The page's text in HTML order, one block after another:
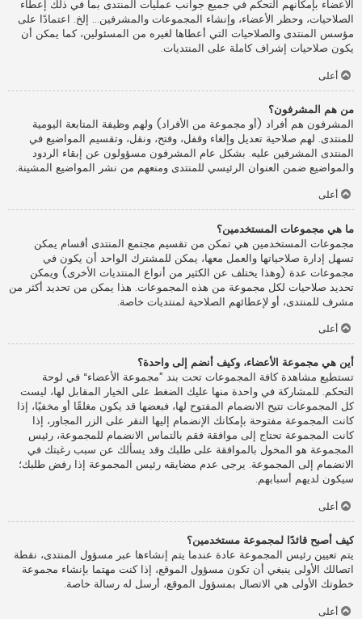
الأعضاء بإمكانهم التحكم في جميع جوانب عمليات المنتدى بما في ذلك إعطاء
الصلاحيات، وحظر الأعضاء، وإنشاء المجموعات والمشرفين... إلخ. اعتمادًا على
مؤسس المنتدى والصلاحيات التي أعطاها لغيره من المسئولين، كما يمكن أن
يكون صلاحيات إشراف كاملة على المنتديات.
أعلى
من هم المشرفون؟
المشرفون هم أفراد (أو مجموعة من الأفراد) ولهم وظيفة المتابعة اليومية
للمنتدى. لهم صلاحية تعديل وإلغاء وقفل، وفتح، ونقل، وتقسيم المواضيع في
المنتدى المشرفين عليه. بشكل عام المشرفون مسؤولون عن إبقاء الردود
والمواضيع ضمن العنوان الرئيسي للمنتدى ومنعهم من نشر المواضيع المشينة.
أعلى
ما هي مجموعات المستخدمين؟
مجموعات المستخدمين هي تمكن من تقسيم مجتمع المنتدى أقسام يمكن
تسهل إدارة صلاحياتها والعمل معها، يمكن للمشترك الواحد أن يكون في
مجموعات عدة (وهذا يختلف عن الكثير من أنواع المنتديات الأخرى) ويمكن
تحديد صلاحيات لكل مجموعة من هذه المجموعات. هذا يمكن من تحديد أكثر من
مشرف للمنتدى، أو لإعطائهم الصلاحية لمنتديات خاصة.
أعلى
أين هي مجموعة الأعضاء، وكيف أنضم إلى واحدة؟
تستطيع مشاهدة كافة المجموعات تحت بند ”مجموعة الأعضاء“ في لوحة
التحكم. للمشاركة في واحدة منها عليك الضغط على الخيار المقابل لها، ليست
كل المجموعات تتيح الانضمام المفتوح لها، فبعضها قد يكون مغلقًا أو مخفيًا، إذا
كانت المجموعة مفتوحة بإمكانك الإنضمام إليها النقر على الزر المجاور، إذا
كانت المجموعة تحتاج إلى موافقة فقم بالتماس الانضمام للمجموعة، رئيس
المجموعة هو المخول بالموافقة على طلبك وقد يسألك عن سبب رغبتك في
الانضمام إلى المجموعة. يرجى عدم مضايقه رئيس المجموعة إذا رفض طلبك؛
سيكون لديهم أسبابهم.
أعلى
كيف أصبح قائدًا لمجموعة مستخدمين؟
يتم تعيين رئيس المجموعة عادة عندما يتم إنشاءها عبر مسؤول المنتدى، نقطة
اتصالك الأولى ينبغي أن تكون مسؤول الموقع، إذا كنت مهتما بإنشاء مجموعة
خطوتك الأولى هي الاتصال بمسؤول الموقع، أرسل له رسالة خاصة.
أعلى